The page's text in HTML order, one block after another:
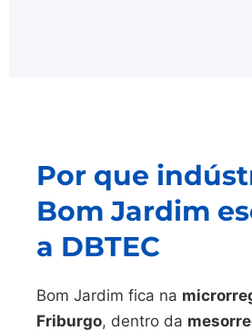
Por que
Bom Jardim
a DBTEC
Bom Jardim fica na
Friburgo, dentro da